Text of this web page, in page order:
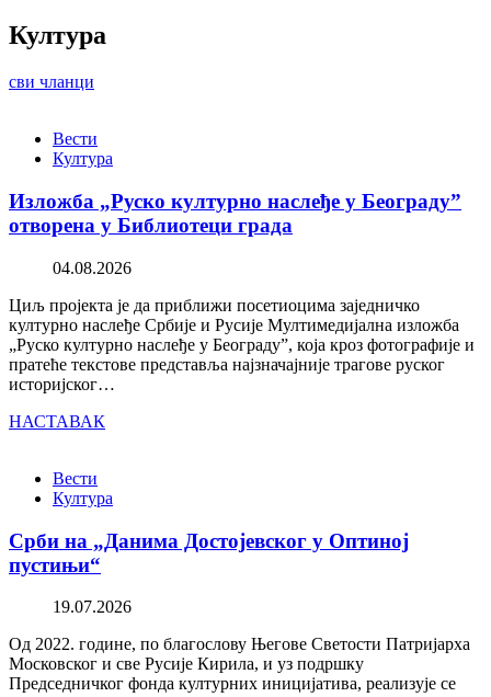
Култура
сви чланци
Вести
Култура
Изложба „Руско културно наслеђе у Београду”
отворена у Библиотеци града
04.08.2026
Циљ пројекта је да приближи посетиоцима заједничко
културно наслеђе Србије и Русије Мултимедијална изложба
„Руско културно наслеђе у Београду”, која кроз фотографије и
пратеће текстове представља најзначајније трагове руског
историјског…
НАСТАВАК
Вести
Култура
Срби на „Данима Достојевског у Оптиној
пустињи“
19.07.2026
Од 2022. године, по благослову Његове Светости Патријарха
Московског и све Русије Кирила, и уз подршку
Председничког фонда културних иницијатива, реализује се